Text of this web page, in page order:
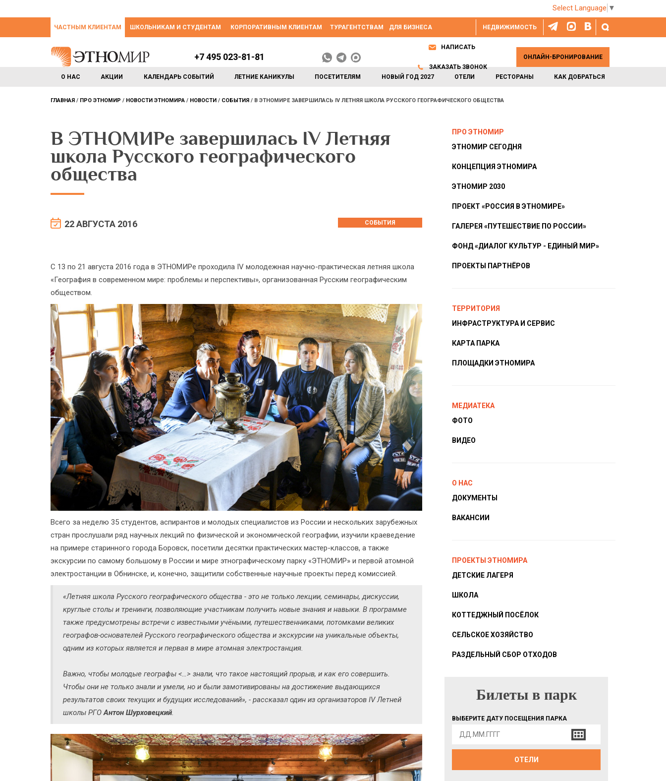
Select Language ▼
НЕДВИЖИМОСТЬ
ЧАСТНЫМ КЛИЕНТАМ ШКОЛЬНИКАМ И СТУДЕНТАМ КОРПОРАТИВНЫМ КЛИЕНТАМ ТУРАГЕНТСТВАМ ДЛЯ БИЗНЕСА
О НАС АКЦИИ КАЛЕНДАРЬ СОБЫТИЙ ЛЕТНИЕ КАНИКУЛЫ ПОСЕТИТЕЛЯМ НОВЫЙ ГОД 2027 ОТЕЛИ РЕСТОРАНЫ КАК ДОБРАТЬСЯ
+7 495 023-81-81
НАПИСАТЬ
ЗАКАЗАТЬ ЗВОНОК
ОНЛАЙН-БРОНИРОВАНИЕ
ГЛАВНАЯ ПРО ЭТНОМИР НОВОСТИ ЭТНОМИРА НОВОСТИ СОБЫТИЯ В ЭТНОМИРЕ ЗАВЕРШИЛАСЬ IV ЛЕТНЯЯ ШКОЛА РУССКОГО ГЕОГРАФИЧЕСКОГО ОБЩЕСТВА
В ЭТНОМИРе завершилась IV Летняя
школа Русского географического
общества
22 АВГУСТА 2016 СОБЫТИЯ
С 13 по 21 августа 2016 года в ЭТНОМИРе проходила IV молодежная научно-практическая летняя школа
«География в современном мире: проблемы и перспективы», организованная Русским географическим
обществом.
Всего за неделю 35 студентов, аспирантов и молодых специалистов из России и нескольких зарубежных
стран прослушали ряд научных лекций по физической и экономической географии, изучили краеведение
на примере старинного города Боровск, посетили десятки практических мастер-классов, а также
экскурсии по самому большому в России и мире этнографическому парку «ЭТНОМИР» и первой атомной
электростанции в Обнинске, и, конечно, защитили собственные научные проекты перед комиссией.
«Летняя школа Русского географического общества - это не только лекции, семинары, дискуссии,
круглые столы и тренинги, позволяющие участникам получить новые знания и навыки. В программе
также предусмотрены встречи с известными учёными, путешественниками, потомками великих
географов-основателей Русского географического общества и экскурсии на уникальные объекты,
одним из которых является и первая в мире атомная электростанция.
Важно, чтобы молодые географы <…> знали, что такое настоящий прорыв, и как его совершить.
Чтобы они не только знали и умели, но и были замотивированы на достижение выдающихся
результатов своих текущих и будущих исследований», - рассказал один из организаторов IV Летней
школы РГОАнтон Шурховецкий.
ПРО ЭТНОМИР
ЭТНОМИР СЕГОДНЯ
КОНЦЕПЦИЯ ЭТНОМИРА
ЭТНОМИР 2030
ПРОЕКТ «РОССИЯ В ЭТНОМИРЕ»
ГАЛЕРЕЯ «ПУТЕШЕСТВИЕ ПО РОССИИ»
ФОНД «ДИАЛОГ КУЛЬТУР - ЕДИНЫЙ МИР»
ПРОЕКТЫ ПАРТНЁРОВ
ТЕРРИТОРИЯ
ИНФРАСТРУКТУРА И СЕРВИС
КАРТА ПАРКА
ПЛОЩАДКИ ЭТНОМИРА
МЕДИАТЕКА
ФОТО
ВИДЕО
О НАС
ДОКУМЕНТЫ
ВАКАНСИИ
ПРОЕКТЫ ЭТНОМИРА
ДЕТСКИЕ ЛАГЕРЯ
ШКОЛА
КОТТЕДЖНЫЙ ПОСЁЛОК
СЕЛЬСКОЕ ХОЗЯЙСТВО
РАЗДЕЛЬНЫЙ СБОР ОТХОДОВ
БИЛЕТЫ В ПАРК
Билеты в парк
ВЫБЕРИТЕ ДАТУ ПОСЕЩЕНИЯ ПАРКА
ОТЕЛИ